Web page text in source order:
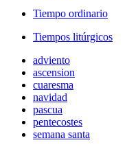
Tiempo ordinario
Tiempos litúrgicos
adviento
ascension
cuaresma
navidad
pascua
pentecostes
semana santa